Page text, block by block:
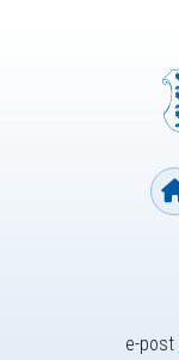
e-post